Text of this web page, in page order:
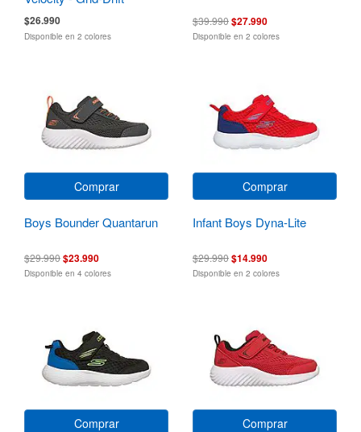
$26.990
Disponible en 2 colores
$39.990$27.990
Disponible en 2 colores
Comprar
Boys Bounder Quantarun
$29.990$23.990
Disponible en 4 colores
Comprar
Infant Boys Dyna-Lite
$29.990$14.990
Disponible en 2 colores
Comprar Comprar